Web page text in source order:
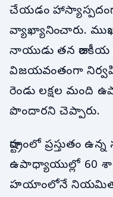
చేయడం
వ్యాఖ్యానించారు.
నాయుడు తన రాజకీయ
విజయవంతంగా
రెండు లక్షల మంది
పొందారని చెప్పారు.
రాష్ట్రంలో ప్రస్తుతం
ఉపాధ్యాయుల్లో 60
హయాంలోనే